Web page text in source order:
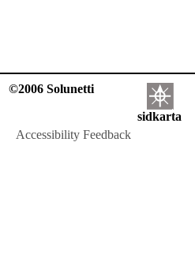
©2006 Solunetti
sidkarta
Accessibility Feedback